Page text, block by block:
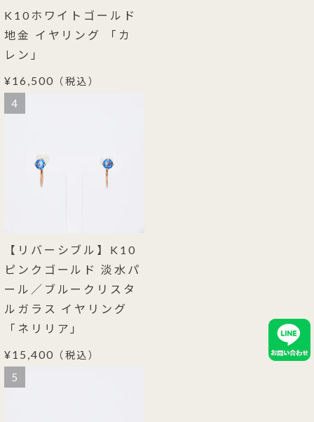
K10ホワイトゴールド
地金 イヤリング 「カ
レン」
¥16,500 （税込）
4
【リバーシブル】K10
ピンクゴールド 淡水パ
ール／ブルークリスタ
ルガラス イヤリング
「ネリリア」
¥15,400 （税込）
5